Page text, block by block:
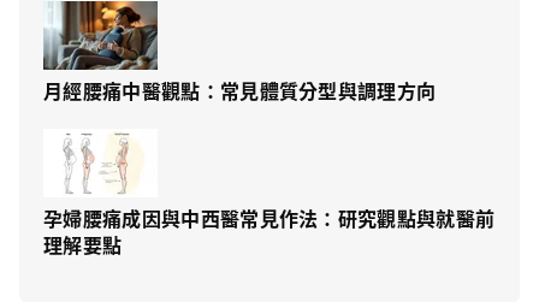
月經腰痛中醫觀點：常見體質分型與調理方向
孕婦腰痛成因與中西醫常見作法：研究觀點與就醫前
理解要點